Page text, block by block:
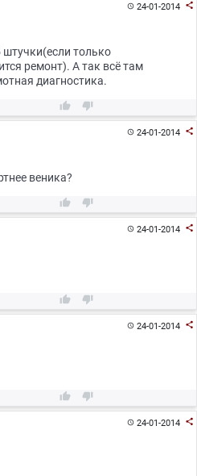
24-01-2014 
штучки(если только
ремонт). А так всё там
диагностика.
 
24-01-2014 
веника?
 
24-01-2014 
 
24-01-2014 
 
24-01-2014 